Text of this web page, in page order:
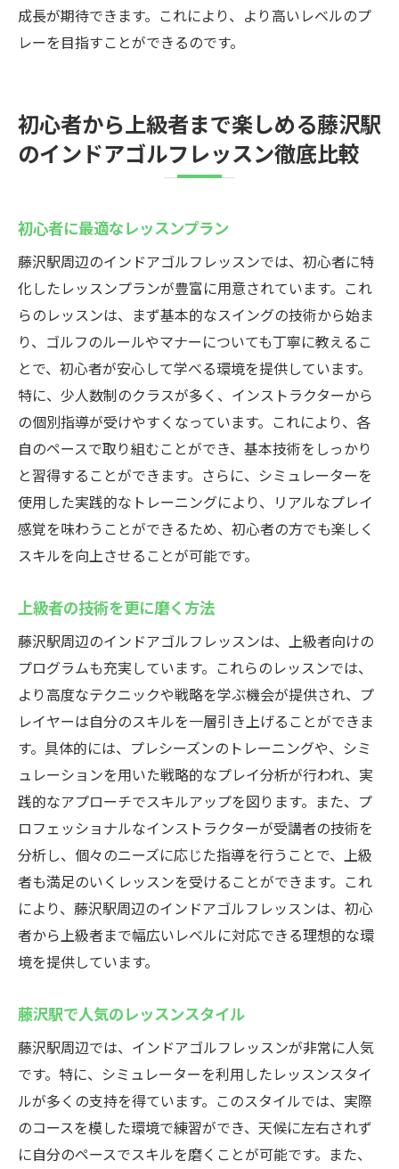
成長が期待できます。これにより、より高いレベルのプ
レーを目指すことができるのです。
初心者から上級者まで楽しめる藤沢駅
のインドアゴルフレッスン徹底比較
初心者に最適なレッスンプラン
藤沢駅周辺のインドアゴルフレッスンでは、初心者に特
化したレッスンプランが豊富に用意されています。これ
らのレッスンは、まず基本的なスイングの技術から始ま
り、ゴルフのルールやマナーについても丁寧に教えるこ
とで、初心者が安心して学べる環境を提供しています。
特に、少人数制のクラスが多く、インストラクターから
の個別指導が受けやすくなっています。これにより、各
自のペースで取り組むことができ、基本技術をしっかり
と習得することができます。さらに、シミュレーターを
使用した実践的なトレーニングにより、リアルなプレイ
感覚を味わうことができるため、初心者の方でも楽しく
スキルを向上させることが可能です。
上級者の技術を更に磨く方法
藤沢駅周辺のインドアゴルフレッスンは、上級者向けの
プログラムも充実しています。これらのレッスンでは、
より高度なテクニックや戦略を学ぶ機会が提供され、プ
レイヤーは自分のスキルを一層引き上げることができま
す。具体的には、プレシーズンのトレーニングや、シミ
ュレーションを用いた戦略的なプレイ分析が行われ、実
践的なアプローチでスキルアップを図ります。また、プ
ロフェッショナルなインストラクターが受講者の技術を
分析し、個々のニーズに応じた指導を行うことで、上級
者も満足のいくレッスンを受けることができます。これ
により、藤沢駅周辺のインドアゴルフレッスンは、初心
者から上級者まで幅広いレベルに対応できる理想的な環
境を提供しています。
藤沢駅で人気のレッスンスタイル
藤沢駅周辺では、インドアゴルフレッスンが非常に人気
です。特に、シミュレーターを利用したレッスンスタイ
ルが多くの支持を得ています。このスタイルでは、実際
のコースを模した環境で練習ができ、天候に左右されず
に自分のペースでスキルを磨くことが可能です。また、